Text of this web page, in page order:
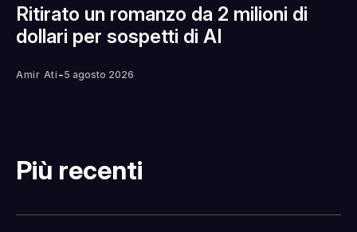
Ritirato un romanzo da 2 milioni di
dollari per sospetti di AI
Amir Ati -5 agosto 2026
Più recenti